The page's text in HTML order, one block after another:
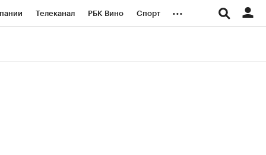
Телеканал РБК Вино Спорт ...